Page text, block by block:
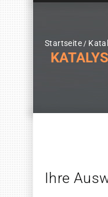
Startseite
Ihre